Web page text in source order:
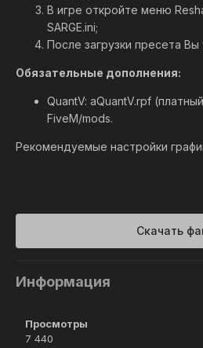
В игре откройте меню
SARGE.ini;
После загрузки пресета
Обязательные дополнения:
QuantV: aQuantV.rpf
FiveM/mods.
Рекомендуемые настройки
Скачать
Информация
Просмотры
7 440